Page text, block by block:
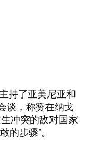
持了亚美尼亚和
谈，称赞在纳戈
冲突的敌对国家
的步骤”。